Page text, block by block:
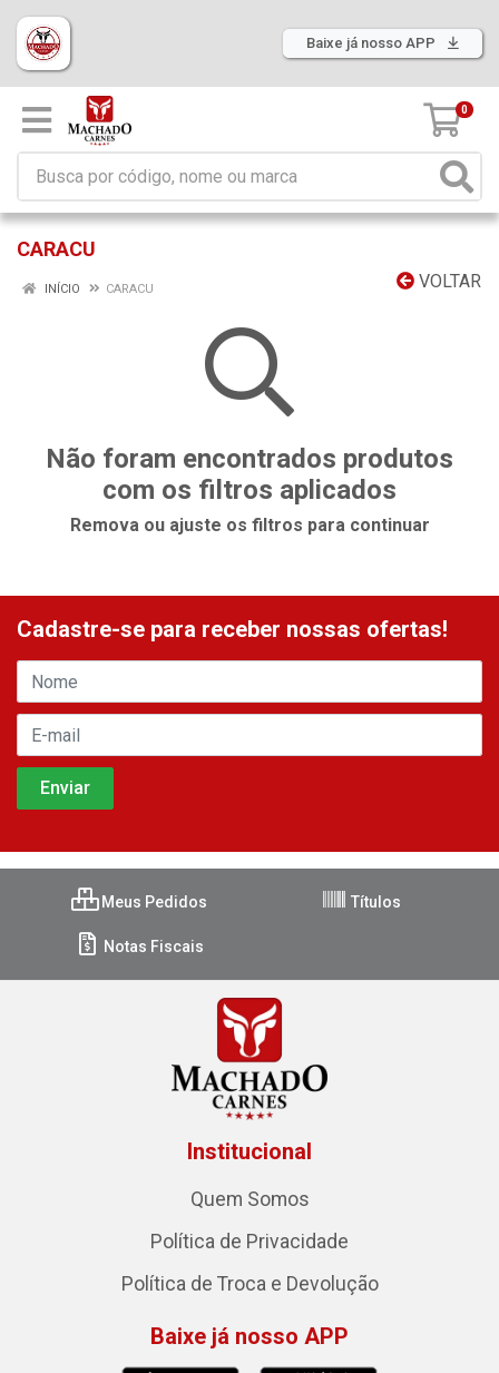
Baixe já nosso APP
0
CARACU
VOLTAR
INÍCIO CARACU
Não foram encontrados produtos
com os filtros aplicados
Remova ou ajuste os filtros para continuar
Cadastre-se para receber nossas ofertas!
Meus Pedidos Títulos
Notas Fiscais
Institucional
Quem Somos
Política de Privacidade
Política de Troca e Devolução
Baixe já nosso APP